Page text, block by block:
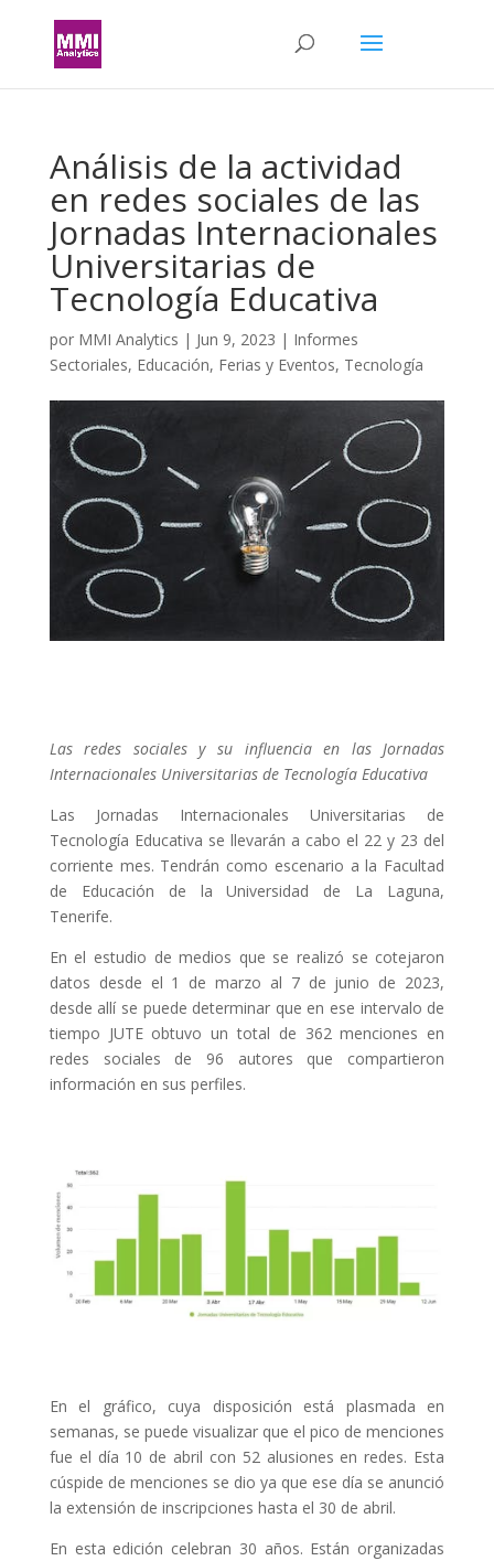
Análisis de la actividad
en redes sociales de las
Jornadas Internacionales
Universitarias de
Tecnología Educativa
por MMI Analytics | Jun 9, 2023 | Informes
Sectoriales, Educación, Ferias y Eventos, Tecnología
Las redes sociales y su influencia en las Jornadas
Internacionales Universitarias de Tecnología Educativa
Las Jornadas Internacionales Universitarias de
Tecnología Educativa se llevarán a cabo el 22 y 23 del
corriente mes. Tendrán como escenario a la Facultad
de Educación de la Universidad de La Laguna,
Tenerife.
En el estudio de medios que se realizó se cotejaron
datos desde el 1 de marzo al 7 de junio de 2023,
desde allí se puede determinar que en ese intervalo de
tiempo JUTE obtuvo un total de 362 menciones en
redes sociales de 96 autores que compartieron
información en sus perfiles.
En el gráfico, cuya disposición está plasmada en
semanas, se puede visualizar que el pico de menciones
fue el día 10 de abril con 52 alusiones en redes. Esta
cúspide de menciones se dio ya que ese día se anunció
la extensión de inscripciones hasta el 30 de abril.
En esta edición celebran 30 años. Están organizadas